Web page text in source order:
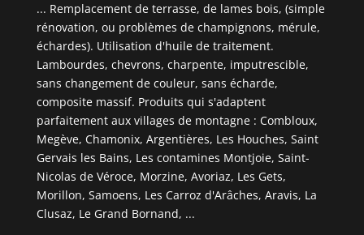
... Remplacement de terrasse, de lames bois, (simple
rénovation, ou problèmes de champignons, mérule,
échardes). Utilisation d'huile de traitement.
Lambourdes, chevrons, charpente, imputrescible,
sans changement de couleur, sans écharde,
composite massif. Produits qui s'adaptent
parfaitement aux villages de montagne : Combloux,
Megève, Chamonix, Argentières, Les Houches, Saint
Gervais les Bains, Les contamines Montjoie, Saint-
Nicolas de Véroce, Morzine, Avoriaz, Les Gets,
Morillon, Samoens, Les Carroz d'Arâches, Aravis, La
Clusaz, Le Grand Bornand, ...